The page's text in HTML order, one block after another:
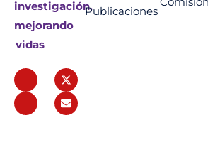
investigación,
mejorando
vidas
Publicaciones